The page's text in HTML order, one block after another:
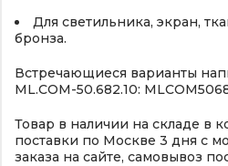
Для светильника, экран,
бронза.
Встречающиеся варианты
ML.COM-50.682.10:
Товар в наличии на складе в
поставки по Москве 3 дня с
заказа на сайте, самовывоз